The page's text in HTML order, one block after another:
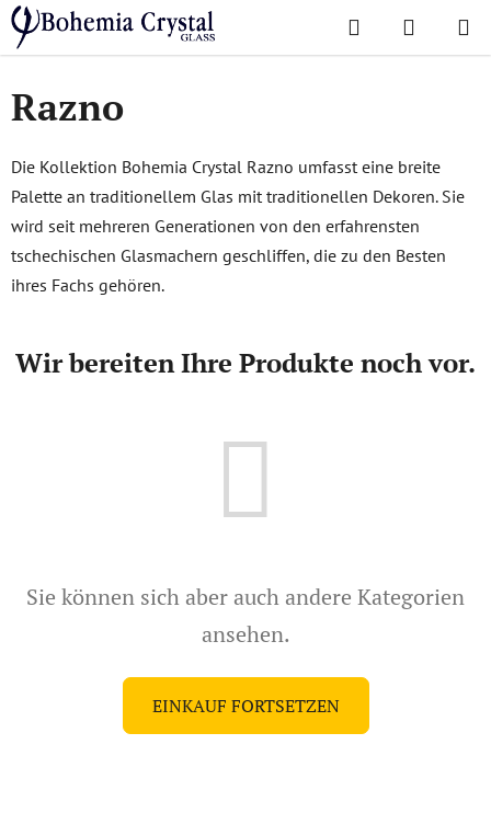
Zum
Inhalt
springen
Suchen
Startseite
/ Lieblingskollektionen / Razno
Razno
Die Kollektion Bohemia Crystal Razno umfasst eine breite
Palette an traditionellem Glas mit traditionellen Dekoren. Sie
wird seit mehreren Generationen von den erfahrensten
tschechischen Glasmachern geschliffen, die zu den Besten
ihres Fachs gehören.
Wir bereiten Ihre Produkte noch vor.
Sie können sich aber auch andere Kategorien
ansehen.
EINKAUF FORTSETZEN